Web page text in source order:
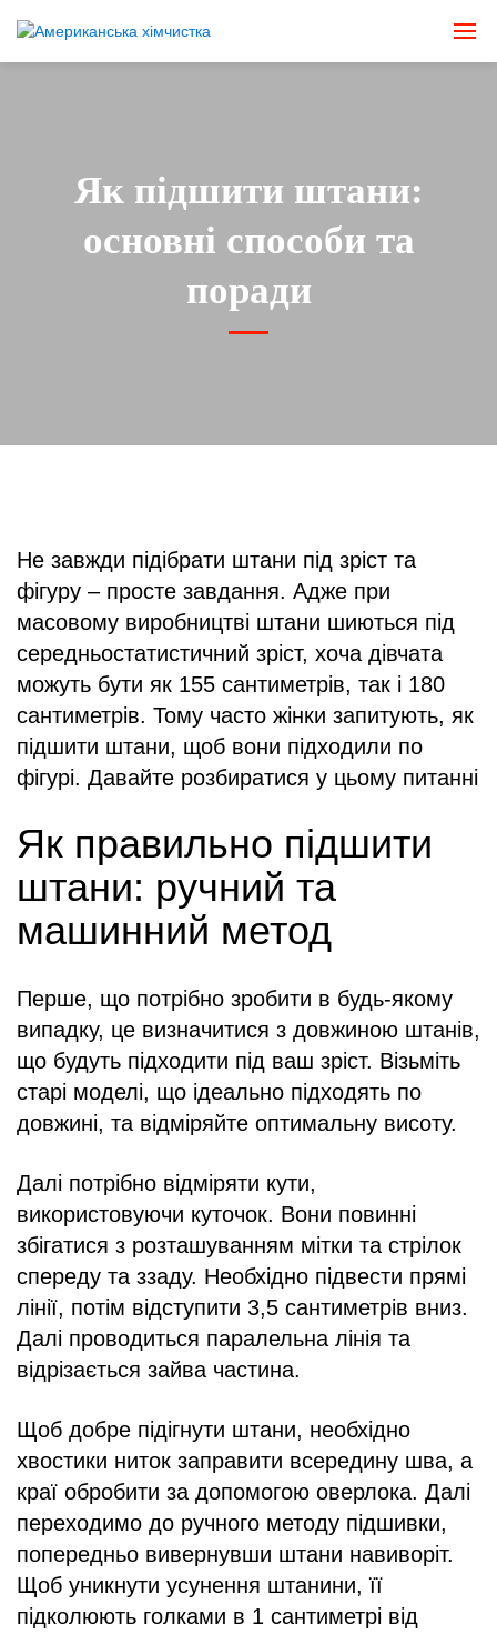
Як підшити штани:
основні способи та
поради
Не завжди підібрати штани під зріст та
фігуру – просте завдання. Адже при
масовому виробництві штани шиються під
середньостатистичний зріст, хоча дівчата
можуть бути як 155 сантиметрів, так і 180
сантиметрів. Тому часто жінки запитують, як
підшити штани, щоб вони підходили по
фігурі. Давайте розбиратися у цьому питанні
Як правильно підшити
штани: ручний та
машинний метод
Перше, що потрібно зробити в будь-якому
випадку, це визначитися з довжиною штанів,
що будуть підходити під ваш зріст. Візьміть
старі моделі, що ідеально підходять по
довжині, та відміряйте оптимальну висоту.
Далі потрібно відміряти кути,
використовуючи куточок. Вони повинні
збігатися з розташуванням мітки та стрілок
спереду та ззаду. Необхідно підвести прямі
лінії, потім відступити 3,5 сантиметрів вниз.
Далі проводиться паралельна лінія та
відрізається зайва частина.
Щоб добре підігнути штани, необхідно
хвостики ниток заправити всередину шва, а
краї обробити за допомогою оверлока. Далі
переходимо до ручного методу підшивки,
попередньо вивернувши штани навиворіт.
Щоб уникнути усунення штанини, її
підколюють голками в 1 сантиметрі від